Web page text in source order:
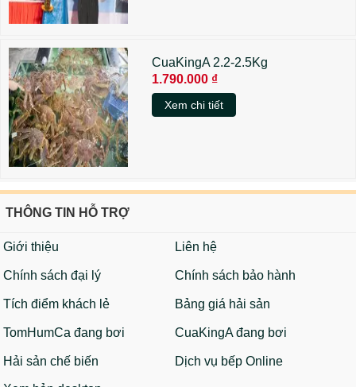
CuaKingA 2.2-2.5Kg
1.790.000 ₫
Xem chi tiết
THÔNG TIN HỖ TRỢ
Giới thiệu Liên hệ
Chính sách đại lý Chính sách bảo hành
Tích điểm khách lẻ Bảng giá hải sản
TomHumCa đang bơi CuaKingA đang bơi
Hải sản chế biến Dịch vụ bếp Online